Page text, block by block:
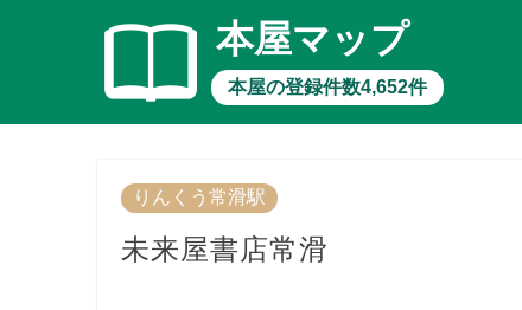
本屋マップ
本屋の登録件数4,652件
りんくう常滑駅
未来屋書店常滑